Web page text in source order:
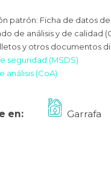
patrón: Ficha de datos
de análisis y de calidad
y otros documentos
seguridad (MSDS)
análisis (CoA)
en: Garrafa